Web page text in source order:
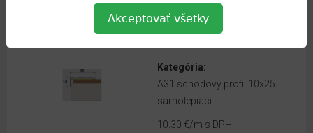
A31 DUB JASNÝ 0,90M
EF31DJ9
Kategória:
A31 schodový profil 10x25
samolepiaci
10.30 €/m s DPH
Akceptovať všetky